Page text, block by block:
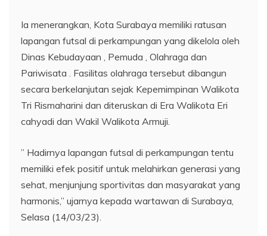
Ia menerangkan, Kota Surabaya memiliki ratusan
lapangan futsal di perkampungan yang dikelola oleh
Dinas Kebudayaan , Pemuda , Olahraga dan
Pariwisata . Fasilitas olahraga tersebut dibangun
secara berkelanjutan sejak Kepemimpinan Walikota
Tri Rismaharini dan diteruskan di Era Walikota Eri
cahyadi dan Wakil Walikota Armuji.
” Hadirnya lapangan futsal di perkampungan tentu
memiliki efek positif untuk melahirkan generasi yang
sehat, menjunjung sportivitas dan masyarakat yang
harmonis,” ujarnya kepada wartawan di Surabaya,
Selasa (14/03/23).